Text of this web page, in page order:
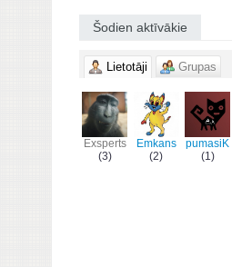
Šodien aktīvākie
Lietotāji Grupas
Exsperts
(3)
Emkans
(2)
pumasiK
(1)